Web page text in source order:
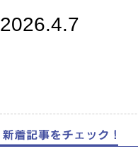
2026.4.7